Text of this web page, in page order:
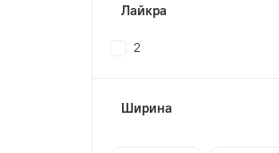
Лайкра
2
Ширина